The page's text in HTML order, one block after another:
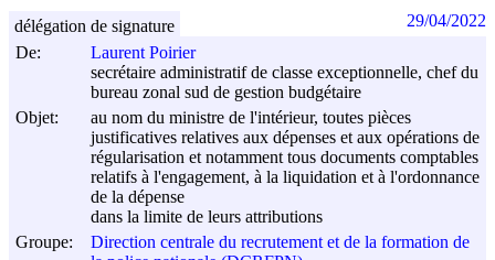
De:
Laurent Poirier
secrétaire administratif de classe exceptionnelle, chef du
bureau zonal sud de gestion budgétaire
Objet:
au nom du ministre de l'intérieur, toutes pièces
justificatives relatives aux dépenses et aux opérations de
régularisation et notamment tous documents comptables
relatifs à l'engagement, à la liquidation et à l'ordonnance
de la dépense
dans la limite de leurs attributions
Groupe:
Direction centrale du recrutement et de la formation de
délégation de signature 29/04/2022